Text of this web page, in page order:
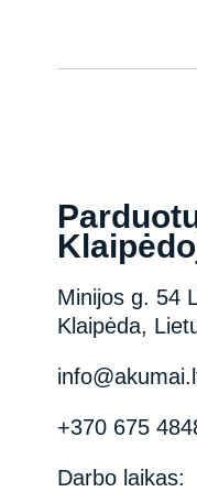
Minijos g. 54
Klaipėda,
+370 675
Darbo laikas: